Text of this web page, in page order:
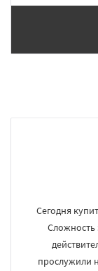
Сегодня
Сложность
прослужили